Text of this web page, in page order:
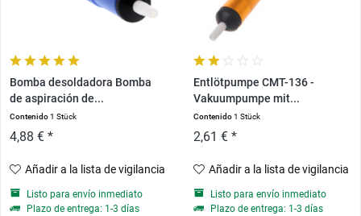
Bomba desoldadora Bomba
de aspiración de...
Contenido1 Stück
4,88 € *
Añadir a la lista de vigilancia
Listo para envío inmediato
Plazo de entrega: 1-3 días
Entlötpumpe CMT-136 -
Vakuumpumpe mit...
Contenido1 Stück
2,61 € *
Añadir a la lista de vigilancia
Listo para envío inmediato
Plazo de entrega: 1-3 días